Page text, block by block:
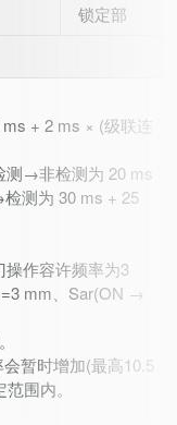
锁定部
+ 2 ms × (级联连
测→非检测为 20 ms
测为 30 ms + 25
作容许频率为3
mm、Sar(ON →
暂时增加(最高10.5
围内。